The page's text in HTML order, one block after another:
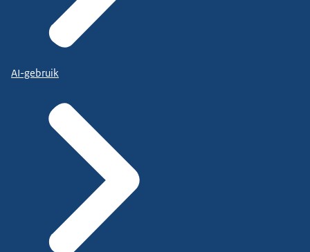
AI-gebruik